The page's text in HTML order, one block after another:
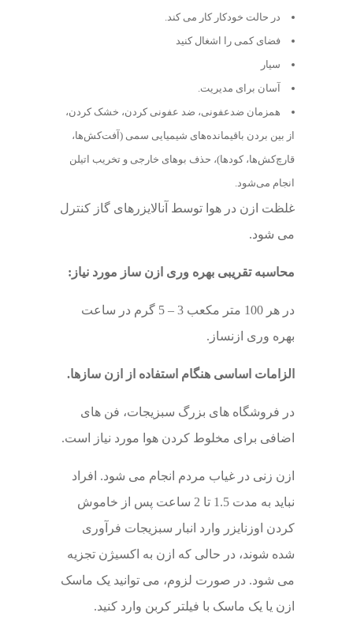
در حالت خودکار کار می کند.
فضای کمی را اشغال کنید
سیار
آسان برای مدیریت.
همزمان ضدعفونی، ضد عفونی کردن، خشک کردن،
از بین بردن باقیمانده‌های شیمیایی سمی (آفت‌کش‌ها،
قارچ‌کش‌ها، کودها)، حذف بوهای خارجی و تخریب اتیلن
انجام می‌شود.
غلظت ازن در هوا توسط آنالایزرهای گاز کنترل
می شود.
محاسبه تقریبی بهره وری ازن ساز مورد نیاز:
در هر 100 متر مکعب 3 – 5 گرم در ساعت
بهره وری ازنساز.
الزامات اساسی هنگام استفاده از ازن سازها.
در فروشگاه های بزرگ سبزیجات، فن های
اضافی برای مخلوط کردن هوا مورد نیاز است.
ازن زنی در غیاب مردم انجام می شود. افراد
نباید به مدت 1.5 تا 2 ساعت پس از خاموش
کردن اوزنایزر وارد انبار سبزیجات فرآوری
شده شوند، در حالی که ازن به اکسیژن تجزیه
می شود. در صورت لزوم، می توانید یک ماسک
ازن یا یک ماسک با فیلتر کربن وارد کنید.